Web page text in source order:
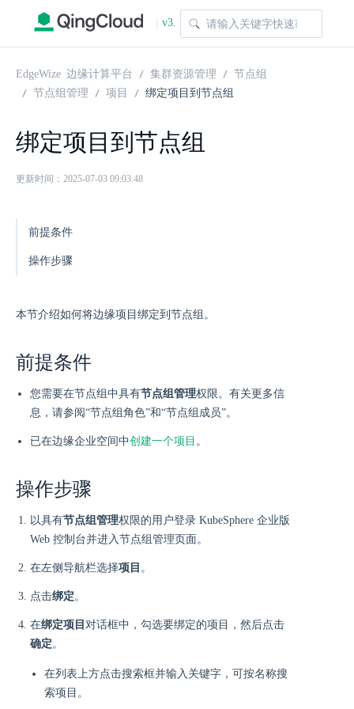
| v3.
1.0
EdgeWize 边缘计算平台 集群资源管理
节点组
节点组管理
项目 绑定项目到节点组
绑定项目到节点组
更新时间：2025-07-03 09:03:48
前提条件
操作步骤
本节介绍如何将边缘项目绑定到节点组。
前提条件
您需要在节点组中具有节点组管理权限。有关更多信
息，请参阅“节点组角色”和“节点组成员”。
已在边缘企业空间中创建一个项目 。
操作步骤
以具有节点组管理权限的用户登录 KubeSphere 企业版
Web 控制台并进入节点组管理页面。
在左侧导航栏选择项目 。
点击绑定。
在绑定项目 对话框中，勾选要绑定的项目，然后点击
确定。
在列表上方点击搜索框并输入关键字，可按名称搜
索项目。